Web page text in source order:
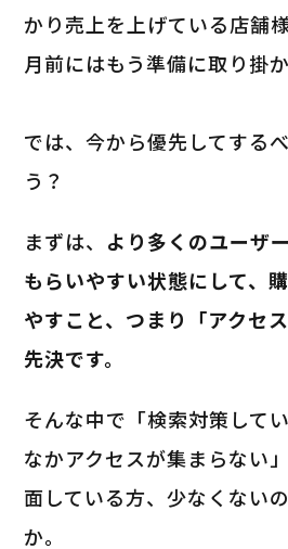
かり売上を上げている店舗
月前にはもう準備に取り掛か
では、今から優先してする
う？
まずは、 より多くのユーザ
もらいやすい状態にして、
やすこと、つまり「アクセ
先決です。
そんな中で「検索対策して
なかアクセスが集まらない
面している方、少なくない
か。